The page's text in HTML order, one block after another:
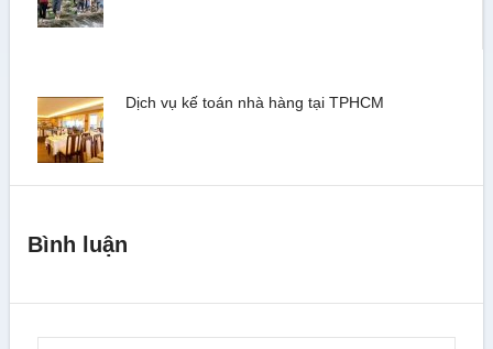
Dịch vụ kế toán nhà hàng tại TPHCM
Bình luận